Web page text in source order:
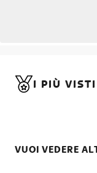
I PIÙ
VUOI VEDERE